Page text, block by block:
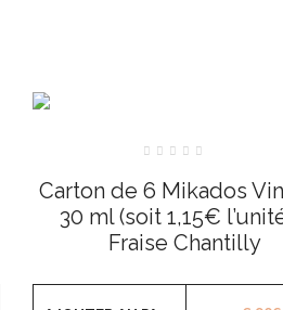
sur
5
Carton de 6 Mikados
30 ml (soit 1,15€
Fraise Chantilly